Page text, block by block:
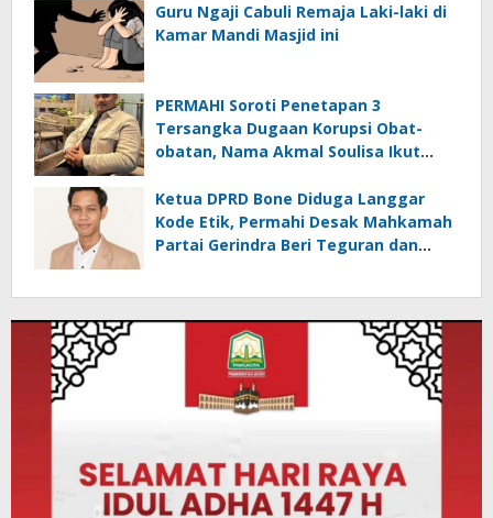
Guru Ngaji Cabuli Remaja Laki-laki di
Kamar Mandi Masjid ini
PERMAHI Soroti Penetapan 3
Tersangka Dugaan Korupsi Obat-
obatan, Nama Akmal Soulisa Ikut
Ketua DPRD Bone Diduga Langgar
Kode Etik, Permahi Desak Mahkamah
Partai Gerindra Beri Teguran dan